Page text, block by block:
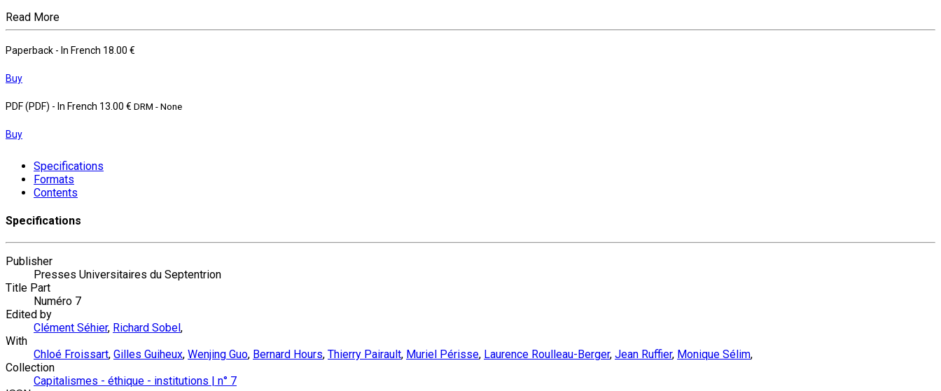
Read More
Paperback - In French 18.00 €
Buy
PDF (PDF) - In French 13.00 € DRM - None
Buy
Specifications
Formats
Contents
Specifications
Publisher
Presses Universitaires du Septentrion
Title Part
Numéro 7
Edited by
Clément Séhier, Richard Sobel ,
With
Chloé Froissart, Gilles Guiheux, Wenjing Guo, Bernard Hours, Thierry Pairault, Muriel Périsse, Laurence Roulleau-Berger, Jean Ruffier, Monique Sélim,
Collection
Capitalismes - éthique - institutions | n° 7